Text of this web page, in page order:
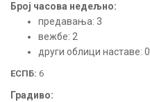
Број часова недељно:
предавања: 3
вежбе: 2
други облици наставе: 0
ЕСПБ: 6
Градиво: